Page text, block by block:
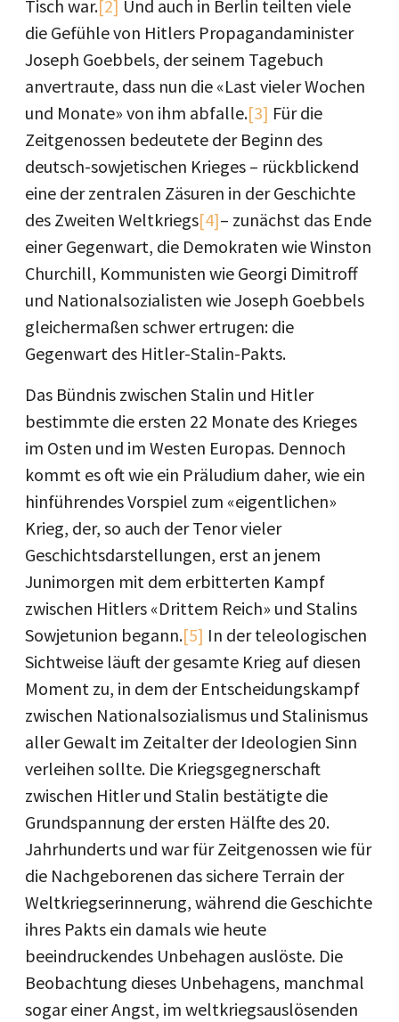
Tisch war.[2] Und auch in Berlin teilten viele
die Gefühle von Hitlers Propagandaminister
Joseph Goebbels, der seinem Tagebuch
anvertraute, dass nun die «Last vieler Wochen
und Monate» von ihm abfalle.[3] Für die
Zeitgenossen bedeutete der Beginn des
deutsch-sowjetischen Krieges – rückblickend
eine der zentralen Zäsuren in der Geschichte
des Zweiten Weltkriegs[4]– zunächst das Ende
einer Gegenwart, die Demokraten wie Winston
Churchill, Kommunisten wie Georgi Dimitroff
und Nationalsozialisten wie Joseph Goebbels
gleichermaßen schwer ertrugen: die
Gegenwart des Hitler-Stalin-Pakts.
Das Bündnis zwischen Stalin und Hitler
bestimmte die ersten 22 Monate des Krieges
im Osten und im Westen Europas. Dennoch
kommt es oft wie ein Präludium daher, wie ein
hinführendes Vorspiel zum «eigentlichen»
Krieg, der, so auch der Tenor vieler
Geschichtsdarstellungen, erst an jenem
Junimorgen mit dem erbitterten Kampf
zwischen Hitlers «Drittem Reich» und Stalins
Sowjetunion begann.[5] In der teleologischen
Sichtweise läuft der gesamte Krieg auf diesen
Moment zu, in dem der Entscheidungskampf
zwischen Nationalsozialismus und Stalinismus
aller Gewalt im Zeitalter der Ideologien Sinn
verleihen sollte. Die Kriegsgegnerschaft
zwischen Hitler und Stalin bestätigte die
Grundspannung der ersten Hälfte des 20.
Jahrhunderts und war für Zeitgenossen wie für
die Nachgeborenen das sichere Terrain der
Weltkriegserinnerung, während die Geschichte
ihres Pakts ein damals wie heute
beeindruckendes Unbehagen auslöste. Die
Beobachtung dieses Unbehagens, manchmal
sogar einer Angst, im weltkriegsauslösenden